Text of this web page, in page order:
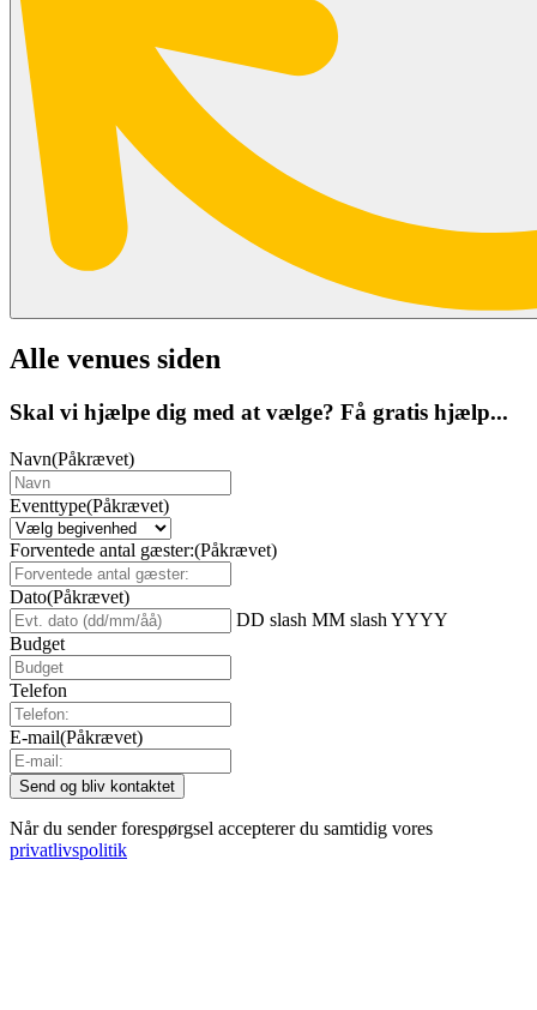
Alle venues siden
Skal vi hjælpe dig med at vælge? Få gratis hjælp...
Navn(Påkrævet)
Eventtype(Påkrævet)
Forventede antal gæster:(Påkrævet)
Dato(Påkrævet)
DD slash MM slash YYYY
Budget
Telefon
E-mail(Påkrævet)
Når du sender forespørgsel accepterer du samtidig vores
privatlivspolitik